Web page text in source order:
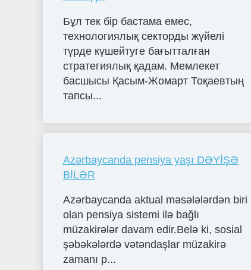
Бұл тек бір бастама емес,
технологиялық секторды жүйелі
түрде күшейтуге бағытталған
стратегиялық қадам. Мемлекет
басшысы Қасым-Жомарт Тоқаевтың
тапсы...
Azərbaycanda pensiya yaşı DƏYİŞƏ
BİLƏR
Azərbaycanda aktual məsələlərdən biri
olan pensiya sistemi ilə bağlı
müzakirələr davam edir.Belə ki, sosial
şəbəkələrdə vətəndaşlar müzakirə
zamanı p...